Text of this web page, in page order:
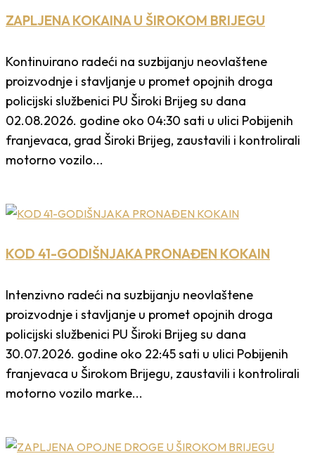
ZAPLJENA KOKAINA U ŠIROKOM BRIJEGU
Kontinuirano radeći na suzbijanju neovlaštene
proizvodnje i stavljanje u promet opojnih droga
policijski službenici PU Široki Brijeg su dana
02.08.2026. godine oko 04:30 sati u ulici Pobijenih
franjevaca, grad Široki Brijeg, zaustavili i kontrolirali
motorno vozilo...
KOD 41-GODIŠNJAKA PRONAĐEN KOKAIN
Intenzivno radeći na suzbijanju neovlaštene
proizvodnje i stavljanje u promet opojnih droga
policijski službenici PU Široki Brijeg su dana
30.07.2026. godine oko 22:45 sati u ulici Pobijenih
franjevaca u Širokom Brijegu, zaustavili i kontrolirali
motorno vozilo marke...